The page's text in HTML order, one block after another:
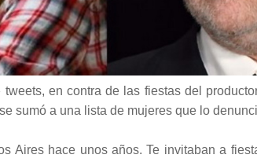
en contra de las fiestas del
sumó a una lista de mujeres que lo
Aires hace unos años. Te invitaban a